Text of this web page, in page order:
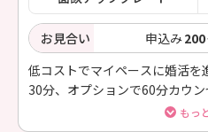
お見合い 申込み200
低コストでマイペースに婚活
30分、オプションで60分カウ
ドOK。LINE相談無制限、写真
もっ